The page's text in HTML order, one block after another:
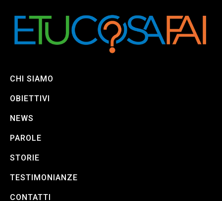
CHI SIAMO
OBIETTIVI
NEWS
PAROLE
STORIE
TESTIMONIANZE
CONTATTI